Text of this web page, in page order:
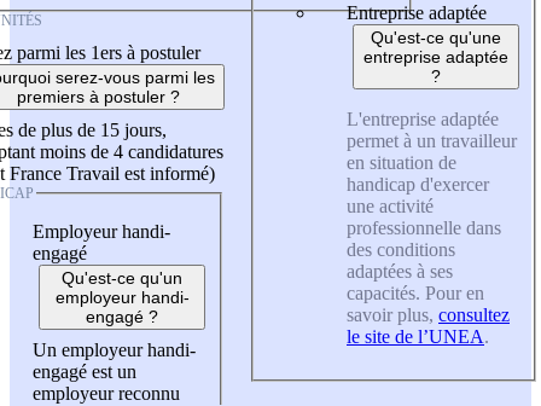
parmi les 1ers à postuler
serez-vous parmi les
premiers à postuler ?
de plus de 15 jours,
moins de 4 candidatures
France Travail est informé)
Employeur handi-
engagé
Qu'est-ce qu'un
employeur handi-
engagé ?
Un employeur handi-
engagé est un
employeur reconnu
Entreprise adaptée
Qu'est-ce qu'une
entreprise adaptée
?
L'entreprise adaptée
permet à un travailleur
en situation de
handicap d'exercer
une activité
professionnelle dans
des conditions
adaptées à ses
capacités. Pour en
savoir plus, consultez
le site de l’UNEA.